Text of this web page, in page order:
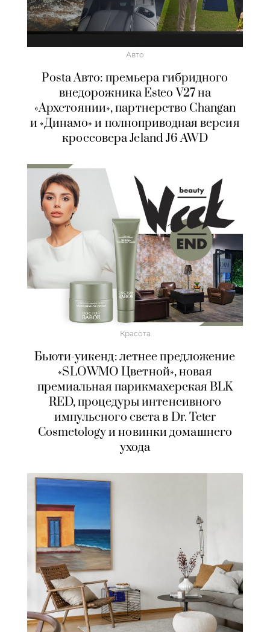
Авто
Posta Авто: премьера гибридного
внедорожника Esteo V27 на
«Архстоянии», партнерство Changan
и «Динамо» и полноприводная версия
кроссовера Jeland J6 AWD
Красота
Бьюти-уикенд: летнее предложение
«SLOWMO Цветной», новая
премиальная парикмахерская BLK
RED, процедуры интенсивного
импульсного света в Dr. Teter
Cosmetology и новинки домашнего
ухода